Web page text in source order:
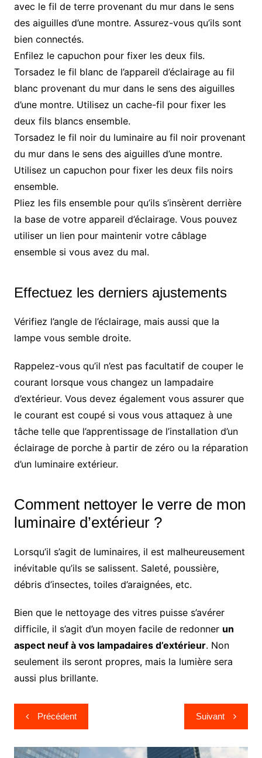
avec le fil de terre provenant du mur dans le sens
des aiguilles d’une montre. Assurez-vous qu’ils sont
bien connectés.
Enfilez le capuchon pour fixer les deux fils.
Torsadez le fil blanc de l’appareil d’éclairage au fil
blanc provenant du mur dans le sens des aiguilles
d’une montre. Utilisez un cache-fil pour fixer les
deux fils blancs ensemble.
Torsadez le fil noir du luminaire au fil noir provenant
du mur dans le sens des aiguilles d’une montre.
Utilisez un capuchon pour fixer les deux fils noirs
ensemble.
Pliez les fils ensemble pour qu’ils s’insèrent derrière
la base de votre appareil d’éclairage. Vous pouvez
utiliser un lien pour maintenir votre câblage
ensemble si vous avez du mal.
Effectuez les derniers ajustements
Vérifiez l’angle de l’éclairage, mais aussi que la
lampe vous semble droite.
Rappelez-vous qu’il n’est pas facultatif de couper le
courant lorsque vous changez un lampadaire
d’extérieur. Vous devez également vous assurer que
le courant est coupé si vous vous attaquez à une
tâche telle que l’apprentissage de l’installation d’un
éclairage de porche à partir de zéro ou la réparation
d’un luminaire extérieur.
Comment nettoyer le verre de mon
luminaire d’extérieur ?
Lorsqu’il s’agit de luminaires, il est malheureusement
inévitable qu’ils se salissent. Saleté, poussière,
débris d’insectes, toiles d’araignées, etc.
Bien que le nettoyage des vitres puisse s’avérer
difficile, il s’agit d’un moyen facile de redonner un
aspect neuf à vos lampadaires d’extérieur. Non
seulement ils seront propres, mais la lumière sera
aussi plus brillante.
Navigation
de
l’article
Précédent Suivant